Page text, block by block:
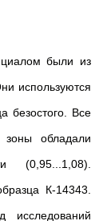
были из
используются
безостого. Все
зоны обладали
(0,95...1,08).
К-14343.
исследований